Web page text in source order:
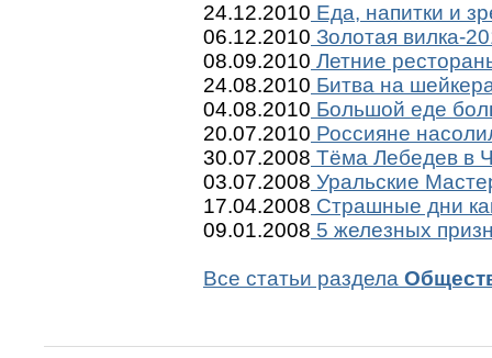
24.12.2010 Еда, напитки и
06.12.2010 Золотая вилка-
08.09.2010 Летние
24.08.2010 Битва на
04.08.2010 Большой еде
20.07.2010 Россияне
30.07.2008 Тёма Лебедев в
03.07.2008 Уральские
17.04.2008 Страшные дни
09.01.2008 5 железных
Все статьи раздела